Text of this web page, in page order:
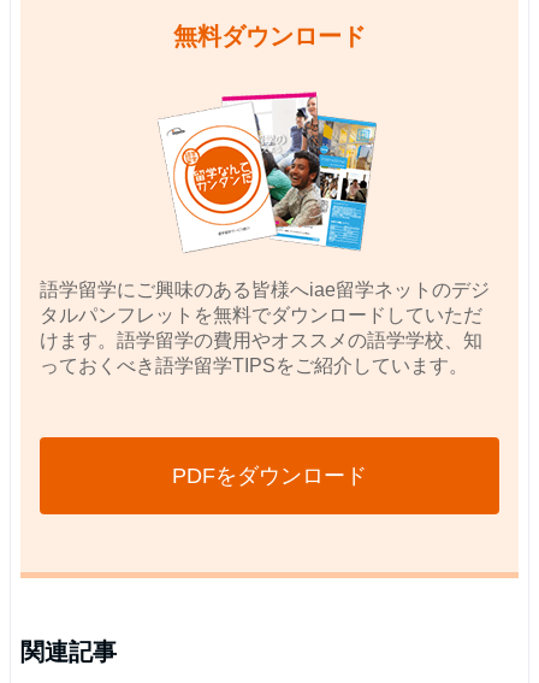
無料ダウンロード
語学留学にご興味のある皆様へiae留学ネットのデジ
タルパンフレットを無料でダウンロードしていただ
けます。語学留学の費用やオススメの語学学校、知
っておくべき語学留学TIPSをご紹介しています。
PDFをダウンロード
関連記事